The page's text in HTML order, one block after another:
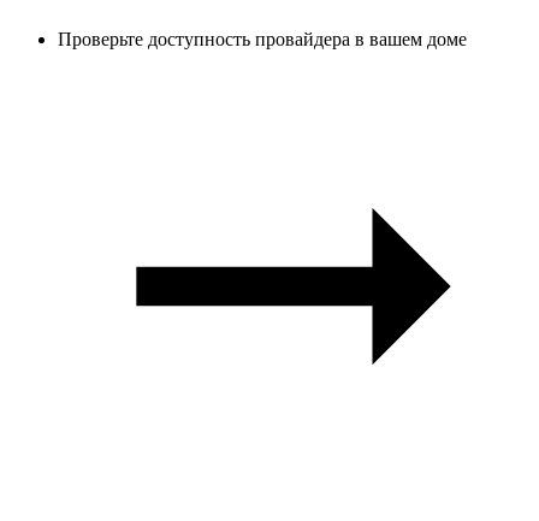
Проверьте доступность провайдера в вашем доме